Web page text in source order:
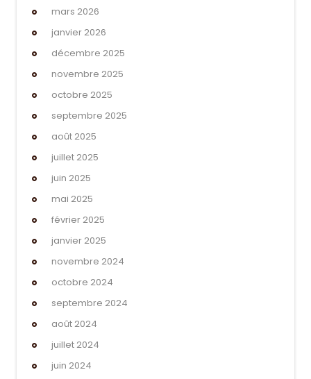
mars 2026
janvier 2026
décembre 2025
novembre 2025
octobre 2025
septembre 2025
août 2025
juillet 2025
juin 2025
mai 2025
février 2025
janvier 2025
novembre 2024
octobre 2024
septembre 2024
août 2024
juillet 2024
juin 2024